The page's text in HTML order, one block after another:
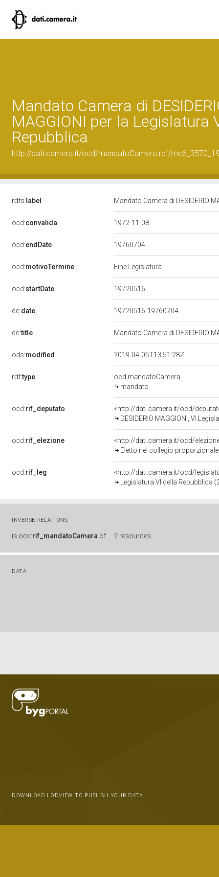
Mandato Camera di
MAGGIONI per la Legislatura
Repubblica
http://dati.camera.it/ocd/mandatoCamera.rdf/
rdfs: label Mandato Camera di DESIDERIO
ocd:convalida 1972-11-08
ocd:endDate 19760704
ocd:motivoTermine Fine Legislatura
ocd:startDate 19720516
dc:date 19720516-19760704
dc:title Mandato Camera di DESIDERIO
ods:modified 2019-04-05T13:51:28Z
rdf:type
ocd:mandatoCamera
mandato
ocd:rif_deputato
<http://dati.camera.it/ocd/
DESIDERIO MAGGIONI, VI
ocd:rif_elezione
<http://dati.camera.it/ocd/
Eletto nel collegio
ocd:rif_leg
<http://dati.camera.it/ocd/
Legislatura VI della Repubblica
INVERSE RELATIONS
is ocd:rif_mandatoCamera of 2 resources
DATA
DOWNLOAD LODVIEW TO PUBLISH YOUR DATA